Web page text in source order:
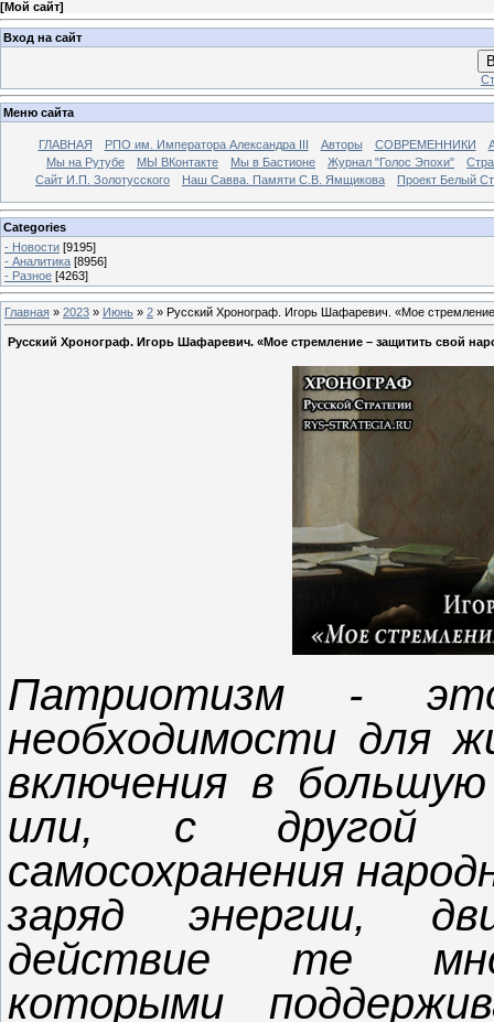
[Мой сайт]
Вход на сайт
Меню сайта
ГЛАВНАЯ РПО им. Императора Александра III Авторы СОВРЕМЕННИКИ
Мы на Рутубе
МЫ ВКонтакте Мы в Бастионе Журнал "Голос Эпохи"
Сайт И.П. Золотусского
Наш Савва. Памяти С.В. Ямщикова Проект Белый
Categories
- Новости [9195]
- Аналитика [8956]
- Разное [4263]
Главная » 2023 » Июнь » 2 » Русский Хронограф. Игорь Шафаревич. «Мое
Русский Хронограф. Игорь Шафаревич. «Мое стремление – защитить свой
Патриотизм -
необходимости для
включения в
или, с другой
самосохранения
заряд энергии,
действие те
которыми